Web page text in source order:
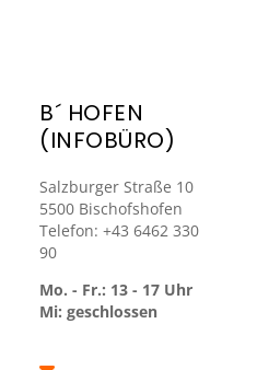
B´ HOFEN
(INFOBÜRO)
Salzburger Straße 10
5500 Bischofshofen
Telefon: +43 6462 330
90
Mo. - Fr.: 13 - 17 Uhr
Mi: geschlossen